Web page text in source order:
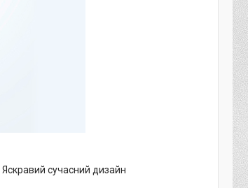
сучасний дизайн